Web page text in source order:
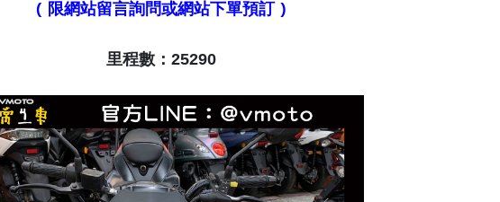
( 限網站留言詢問或網站下單預訂 )
里程數：25290